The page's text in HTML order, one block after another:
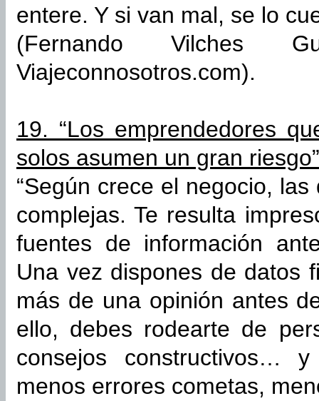
entere. Y si van mal, se lo
(Fernando Vilches
Viajeconnosotros.com).
19. “Los emprendedores
solos asumen un gran riesgo”
“Según crece el negocio,
complejas. Te resulta
fuentes de información
Una vez dispones de datos
más de una opinión antes
ello, debes rodearte de
consejos constructivos… y
menos errores cometas,